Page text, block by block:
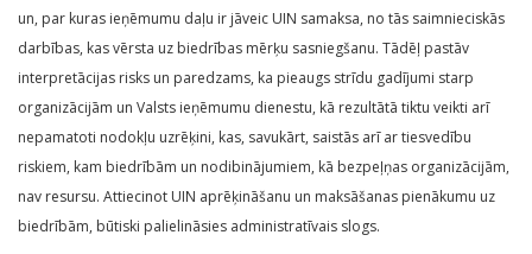
un, par kuras ieņēmumu daļu ir jāveic UIN samaksa, no tās saimnieciskās
darbības, kas vērsta uz biedrības mērķu sasniegšanu. Tādēļ pastāv
interpretācijas risks un paredzams, ka pieaugs strīdu gadījumi starp
organizācijām un Valsts ieņēmumu dienestu, kā rezultātā tiktu veikti arī
nepamatoti nodokļu uzrēķini, kas, savukārt, saistās arī ar tiesvedību
riskiem, kam biedrībām un nodibinājumiem, kā bezpeļņas organizācijām,
nav resursu. Attiecinot UIN aprēķināšanu un maksāšanas pienākumu uz
biedrībām, būtiski palielināsies administratīvais slogs.